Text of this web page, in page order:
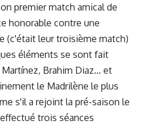
premier match amical de
honorable contre une
(c'était leur troisième match)
éléments se sont fait
Brahim Diaz... et
le Madrilène le plus
s'il a rejoint la pré-saison le
trois séances